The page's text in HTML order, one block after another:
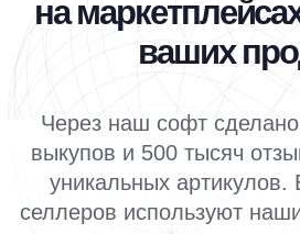
выкупов и 500 тысяч отзывов на 50
уникальных артикулов. Более 5
селлеров используют наши решения,
выводить товары в топ
Вы нашли то, что искали - добро
Оставить заявку на